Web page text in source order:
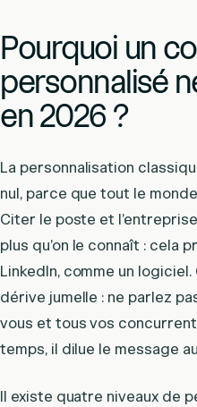
Pourquoi un
personnalisé
en 2026 ?
La personnalisation
nul, parce que tout le
Citer le poste et
plus qu’on le connaît : cela
LinkedIn, comme un
dérive jumelle : ne parlez
vous et tous vos
temps, il dilue le message
Il existe quatre niveaux de